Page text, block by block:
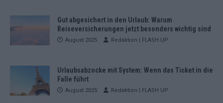
Gut abgesichert in den Urlaub: Warum
Reiseversicherungen jetzt besonders wichtig sind
August 2025 Redaktion | FLASH UP
Urlaubsabzocke mit System: Wenn das Ticket in die
Falle führt
August 2025 Redaktion | FLASH UP